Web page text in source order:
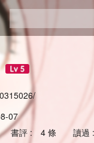
07
書評 : 4 條 讀過